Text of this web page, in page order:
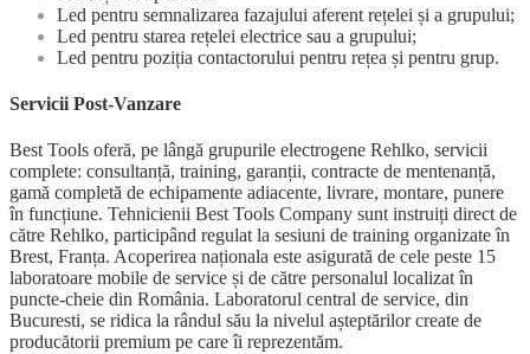
Led pentru semnalizarea fazajului aferent rețelei și a grupului;
Led pentru starea rețelei electrice sau a grupului;
Led pentru poziția contactorului pentru rețea și pentru grup.
Servicii Post-Vanzare
Best Tools oferă, pe lângă grupurile electrogene Rehlko, servicii
complete: consultanță, training, garanții, contracte de mentenanță,
gamă completă de echipamente adiacente, livrare, montare, punere
în funcțiune. Tehnicienii Best Tools Company sunt instruiți direct de
către Rehlko, participând regulat la sesiuni de training organizate în
Brest, Franța. Acoperirea naționala este asigurată de cele peste 15
laboratoare mobile de service și de către personalul localizat în
puncte-cheie din România. Laboratorul central de service, din
Bucuresti, se ridica la rândul său la nivelul așteptărilor create de
producătorii premium pe care îi reprezentăm.